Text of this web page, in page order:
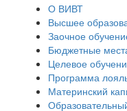
О ВИВТ
Высшее
Заочное
Бюджетные
Целевое
Программа
Материнский